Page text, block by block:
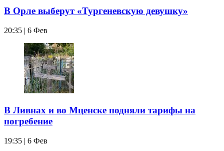
В Орле выберут «Тургеневскую девушку»
20:35 | 6 Фев
В Ливнах и во Мценске подняли тарифы на
погребение
19:35 | 6 Фев